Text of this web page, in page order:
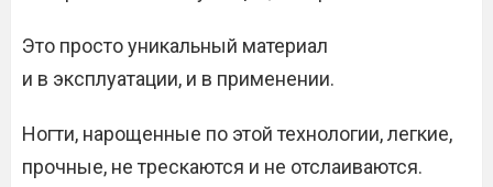
Это просто уникальный материал
и в эксплуатации, и в применении.
Ногти, нарощенные по этой технологии, легкие,
прочные, не трескаются и не отслаиваются.